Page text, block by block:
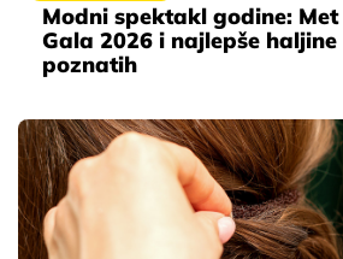
Modni spektakl godine: Met
Gala 2026 i najlepše haljine
poznatih